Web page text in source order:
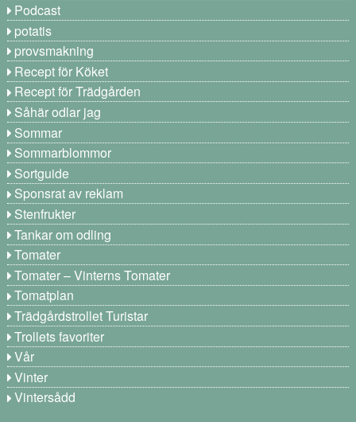
Podcast
potatis
provsmakning
Recept för Köket
Recept för Trädgården
Såhär odlar jag
Sommar
Sommarblommor
Sortguide
Sponsrat av reklam
Stenfrukter
Tankar om odling
Tomater
Tomater – Vinterns Tomater
Tomatplan
Trädgårdstrollet Turistar
Trollets favoriter
Vår
Vinter
Vintersådd